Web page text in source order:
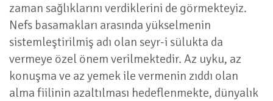
zaman sağlıklarını verdiklerini de görmekteyiz.
Nefs basamakları arasında yükselmenin
sistemleştirilmiş adı olan seyr-i sülukta da
vermeye özel önem verilmektedir. Az uyku, az
konuşma ve az yemek ile vermenin zıddı olan
alma fiilinin azaltılması hedeflenmekte, dünyalık